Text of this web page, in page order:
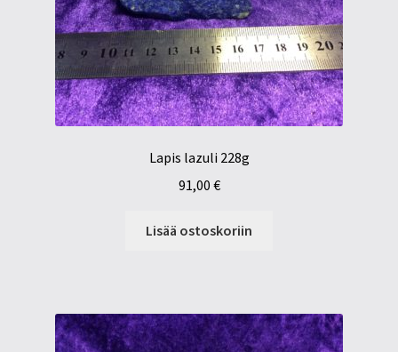
Lapis lazuli 228g
91,00 €
Lisää ostoskoriin